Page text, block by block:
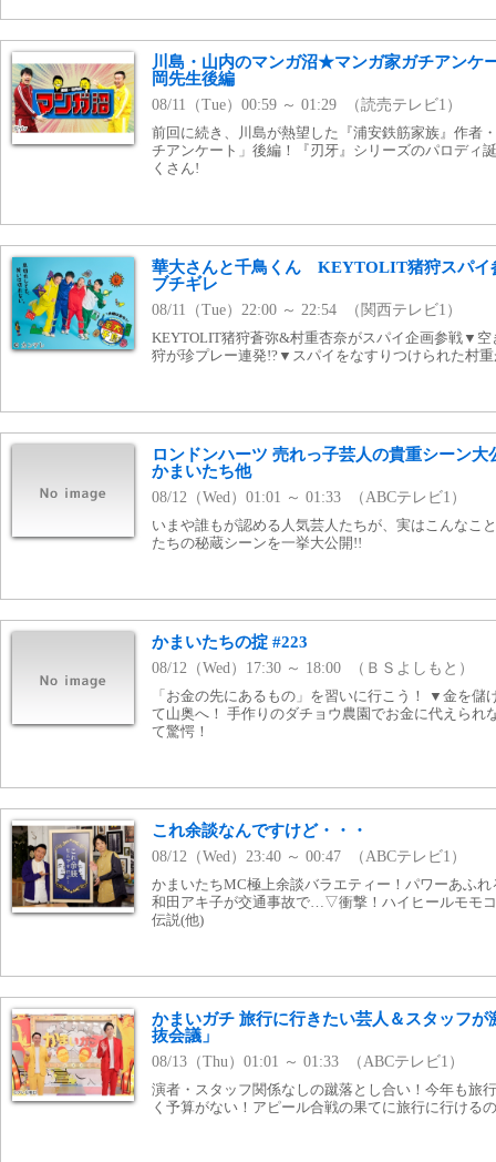
川島・山内のマンガ沼★マンガ家ガチアンケ
岡先生後編
08/11（Tue）00:59 ～ 01:29 （読売テレビ1）
前回に続き、川島が熱望した『浦安鉄筋家族』作者
チアンケート」後編！『刃牙』シリーズのパロディ
くさん!
華大さんと千鳥くん KEYTOLIT猪狩スパイ
ブチギレ
08/11（Tue）22:00 ～ 22:54 （関西テレビ1）
KEYTOLIT猪狩蒼弥&村重杏奈がスパイ企画参戦▼
狩が珍プレー連発!?▼スパイをなすりつけられた村
ロンドンハーツ 売れっ子芸人の貴重シーン
かまいたち他
08/12（Wed）01:01 ～ 01:33 （ABCテレビ1）
いまや誰もが認める人気芸人たちが、実はこんなこ
たちの秘蔵シーンを一挙大公開!!
かまいたちの掟 #223
08/12（Wed）17:30 ～ 18:00 （ＢＳよしもと）
「お金の先にあるもの」を習いに行こう！ ▼金を儲
て山奥へ！ 手作りのダチョウ農園でお金に代えられ
て驚愕！
これ余談なんですけど・・・
08/12（Wed）23:40 ～ 00:47 （ABCテレビ1）
かまいたちMC極上余談バラエティー！パワーあふ
和田アキ子が交通事故で…▽衝撃！ハイヒールモモ
伝説(他)
かまいガチ 旅行に行きたい芸人＆スタッフが
抜会議」
08/13（Thu）01:01 ～ 01:33 （ABCテレビ1）
演者・スタッフ関係なしの蹴落とし合い！今年も旅
く予算がない！アピール合戦の果てに旅行に行ける